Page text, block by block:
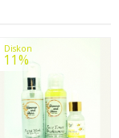
Diskon
11%